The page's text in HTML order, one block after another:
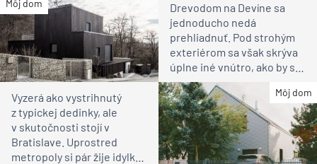
Môj dom
Drevodom na Devíne sa
jednoducho nedá
prehliadnuť. Pod strohým
exteriérom sa však skrýva
úplne iné vnútro, ako by ste
čakali
Môj dom
Vyzerá ako vystrihnutý
z typickej dedinky, ale
v skutočnosti stojí v
Bratislave. Uprostred
metropoly si pár žije idylku